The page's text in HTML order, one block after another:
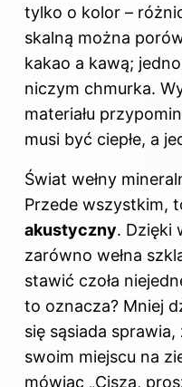
tylko o kolor –
skalną można
kakao a kawą;
niczym chmurka.
materiału
musi być ciepłe, a
Świat wełny
Przede wszystkim,
akustyczny. Dzięki
zarówno wełna
stawić czoła
to oznacza? Mniej
się sąsiada
swoim miejscu na
mówiąc „Cisza,